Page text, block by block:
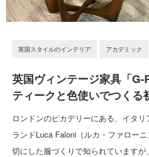
英国スタイルのインテリア アカデミック
英国ヴィンテージ家具「
ティークと色使いでつくる
ロンドンのピカデリーにある、イタ
ランドLuca Faloni（ルカ・ファロー
切にした服づくりで知られています